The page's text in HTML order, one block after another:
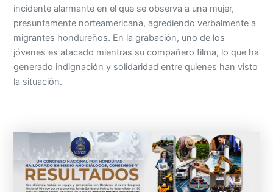
incidente alarmante en el que se observa a una mujer,
presuntamente norteamericana, agrediendo verbalmente a
migrantes hondureños. En la grabación, uno de los
jóvenes es atacado mientras su compañero filma, lo que ha
generado indignación y solidaridad entre quienes han visto
la situación.